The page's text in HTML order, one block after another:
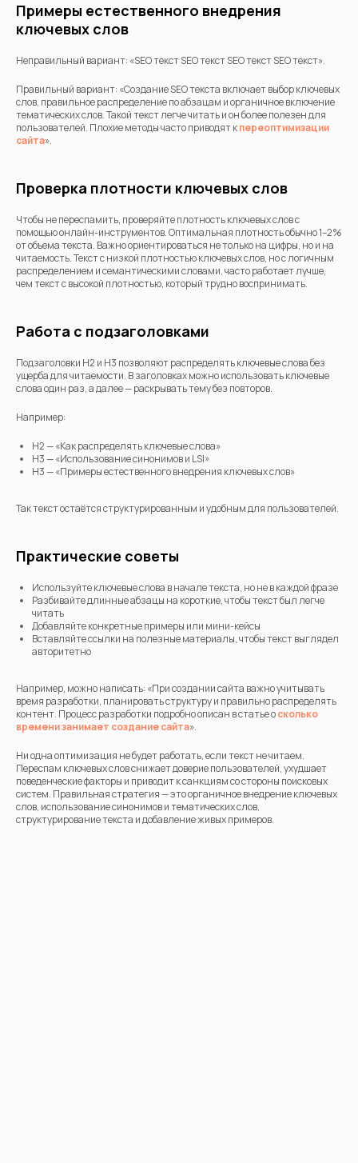
Примеры естественного внедрения
ключевых слов
Неправильный вариант: «SEO текст SEO текст SEO текст SEO текст».
Правильный вариант: «Создание SEO текста включает выбор ключевых
слов, правильное распределение по абзацам и органичное включение
тематических слов. Такой текст легче читать и он более полезен для
пользователей. Плохие методы часто приводят кпереоптимизации
сайта».
Проверка плотности ключевых слов
Чтобы не переспамить, проверяйте плотность ключевых слов с
помощью онлайн-инструментов. Оптимальная плотность обычно 1–2%
от объема текста. Важно ориентироваться не только на цифры, но и на
читаемость. Текст с низкой плотностью ключевых слов, но с логичным
распределением и семантическими словами, часто работает лучше,
чем текст с высокой плотностью, который трудно воспринимать.
Работа с подзаголовками
Подзаголовки H2 и H3 позволяют распределять ключевые слова без
ущерба для читаемости. В заголовках можно использовать ключевые
слова один раз, а далее — раскрывать тему без повторов.
Например:
H2 — «Как распределять ключевые слова»
H3 — «Использование синонимов и LSI»
H3 — «Примеры естественного внедрения ключевых слов»
Так текст остаётся структурированным и удобным для пользователей.
Практические советы
Используйте ключевые слова в начале текста, но не в каждой фразе
Разбивайте длинные абзацы на короткие, чтобы текст был легче
читать
Добавляйте конкретные примеры или мини-кейсы
Вставляйте ссылки на полезные материалы, чтобы текст выглядел
авторитетно
Например, можно написать: «При создании сайта важно учитывать
время разработки, планировать структуру и правильно распределять
контент. Процесс разработки подробно описан в статье осколько
времени занимает создание сайта».
Ни одна оптимизация не будет работать, если текст не читаем.
Переспам ключевых слов снижает доверие пользователей, ухудшает
поведенческие факторы и приводит к санкциям со стороны поисковых
систем. Правильная стратегия — это органичное внедрение ключевых
слов, использование синонимов и тематических слов,
структурирование текста и добавление живых примеров.